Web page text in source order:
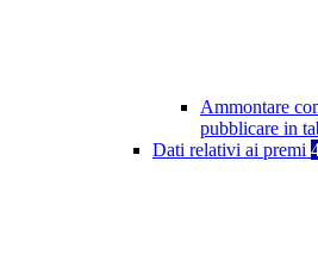
Ammontare
pubblicare in
Dati relativi ai premi